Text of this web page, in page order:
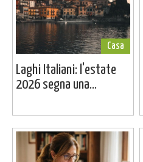
Casa
Laghi Italiani: l'estate
2026 segna una...